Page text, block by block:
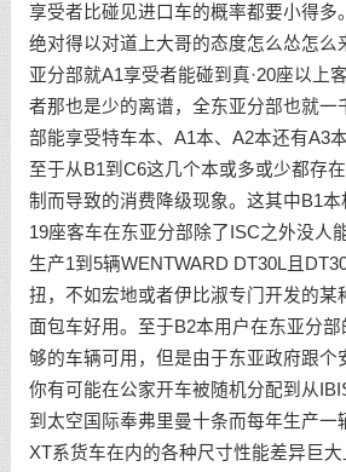
享受者比碰见进口车的概率都要小得多
绝对得以对道上大哥的态度怎么怂怎么
亚分部就A1享受者能碰到真·20座以上
者那也是少的离谱，全东亚分部也就一
部能享受特车本、A1本、A2本还有A3
至于从B1到C6这几个本或多或少都存
制而导致的消费降级现象。这其中B1
19座客车在东亚分部除了ISC之外没人
生产1到5辆WENTWARD DT30L且
扭，不如宏地或者伊比淑专门开发的某
面包车好用。至于B2本用户在东亚分
够的车辆可用，但是由于东亚政府跟个
你有可能在公家开车被随机分配到从
到太空国际奉弗里曼十条而每年生产一
XT系货车在内的各种尺寸性能差异巨